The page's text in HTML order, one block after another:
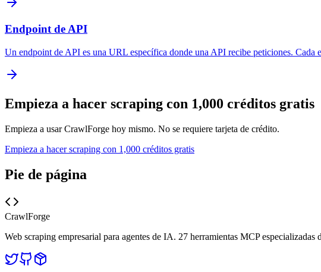
Endpoint de API
Un endpoint de API es una URL específica donde una API recibe peticiones. Cada
Empieza a hacer scraping con 1,000 créditos gratis
Empieza a usar CrawlForge hoy mismo. No se requiere tarjeta de crédito.
Empieza a hacer scraping con 1,000 créditos gratis
Pie de página
CrawlForge
Web scraping empresarial para agentes de IA. 27 herramientas MCP especializadas